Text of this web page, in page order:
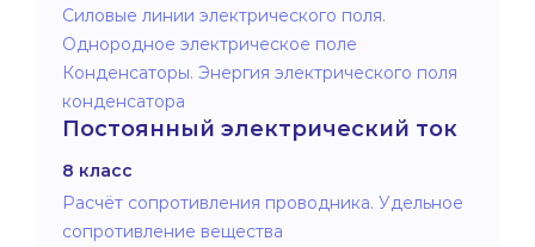
Силовые линии электрического поля.
Однородное электрическое поле
Конденсаторы. Энергия электрического поля
конденсатора
Постоянный электрический ток
8 класс
Расчёт сопротивления проводника. Удельное
сопротивление вещества